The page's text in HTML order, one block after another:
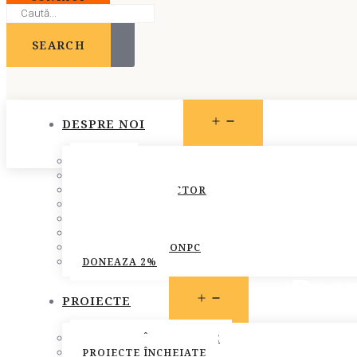
SEARCH
DESPRE NOI
CONSILIUL DIRECTOR
RAPOARTELE FONPC
DONEAZA 2%
PROIECTE
PROIECTE ÎN DERULARE
PROIECTE ÎNCHEIATE